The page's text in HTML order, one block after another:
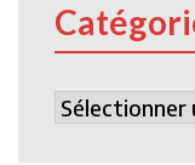
Catégories